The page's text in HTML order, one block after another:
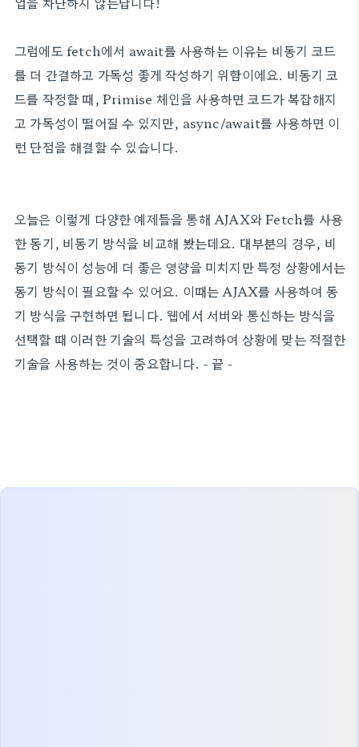
그럼에도 fetch에서 await를 사용하는 이유는 비동기 코드
를 더 간결하고 가독성 좋게 작성하기 위함이에요. 비동기 코
드를 작정할 때, Primise 체인을 사용하면 코드가 복잡해지
고 가독성이 떨어질 수 있지만, async/await를 사용하면 이
런 단점을 해결할 수 있습니다.
오늘은 이렇게 다양한 예제들을 통해 AJAX와 Fetch를 사용
한 동기, 비동기 방식을 비교해 봤는데요. 대부분의 경우, 비
동기 방식이 성능에 더 좋은 영향을 미치지만 특정 상황에서는
동기 방식이 필요할 수 있어요. 이때는 AJAX를 사용하여 동
기 방식을 구현하면 됩니다. 웹에서 서버와 통신하는 방식을
선택할 때 이러한 기술의 특성을 고려하여 상황에 맞는 적절한
기술을 사용하는 것이 중요합니다. - 끝 -